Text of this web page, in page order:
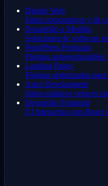
Diseño Web
Sitios corporativos y de
Desarrollo a Medida
Soluciones de software
WordPress Premium
Páginas
Landing Pages
Páginas optimizadas
Astro Development
Sitios estáticos veloces
Desarrollo Frontend
UI interactiva con React